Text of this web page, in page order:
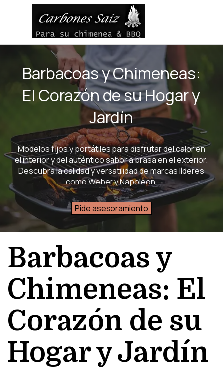
Vaya al Contenido
Saltar menú
Barbacoas y Chimeneas:
El Corazón de su Hogar y
Jardín
Modelos fijos y portátiles para disfrutar del calor en
el interior y del auténtico sabor a brasa en el exterior.
Descubra la calidad y versatilidad de marcas líderes
como Weber y Napoleon.
Pide asesoramiento
Barbacoas y
Chimeneas: El
Corazón de su
Hogar y Jardín